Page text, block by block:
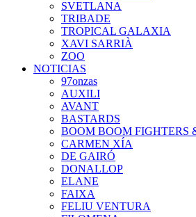
SVETLANA
TRIBADE
TROPICAL GALAXIA
XAVI SARRIÀ
ZOO
NOTICIAS
97onzas
AUXILI
AVANT
BASTARDS
BOOM BOOM FIGHTERS
CARMEN XÍA
DE GAIRÓ
DONALLOP
ELANE
FAIXA
FELIU VENTURA